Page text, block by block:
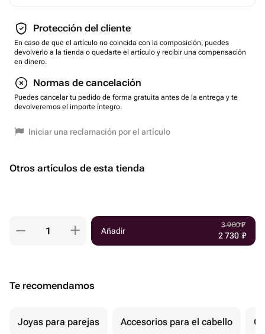
Protección del cliente
En caso de que el artículo no coincida con la composición, puedes
devolverlo a la tienda o quedarte el artículo y recibir una compensación
en dinero.
Normas de cancelación
Puedes cancelar tu pedido de forma gratuita antes de la entrega y te
devolveremos el importe íntegro.
Iniciar una reclamación por el artículo
Otros artículos de esta tienda
Añadir
3 900₽
2 730 ₽
Te recomendamos
Joyas para parejas Accesorios para el cabello